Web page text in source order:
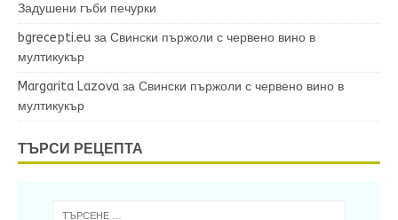
Задушени гъби печурки
bgrecepti.eu за Свински пържоли с червено вино в
мултикукър
Margarita Lazova за Свински пържоли с червено вино в
мултикукър
ТЪРСИ РЕЦЕПТА